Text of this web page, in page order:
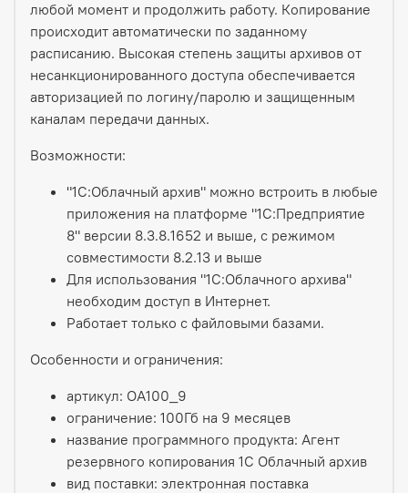
любой момент и продолжить работу. Копирование
происходит автоматически по заданному
расписанию. Высокая степень защиты архивов от
несанкционированного доступа обеспечивается
авторизацией по логину/паролю и защищенным
каналам передачи данных.
Возможности:
"1С:Облачный архив" можно встроить в любые
приложения на платформе "1С:Предприятие
8" версии 8.3.8.1652 и выше, с режимом
совместимости 8.2.13 и выше
Для использования "1С:Облачного архива"
необходим доступ в Интернет.
Работает только с файловыми базами.
Особенности и ограничения:
артикул: ОА100_9
ограничение: 100Гб на 9 месяцев
название программного продукта: Агент
резервного копирования 1С Облачный архив
вид поставки: электронная поставка